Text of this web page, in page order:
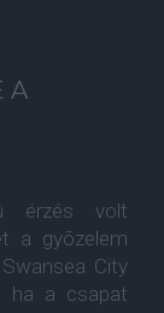
A
érzés volt
a gyõzelem
City
ha a csapat